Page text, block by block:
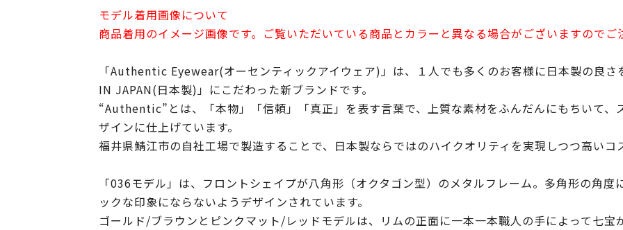
モデル着用画像について
商品着用のイメージ画像です。ご覧いただいている商品とカラーと異なる場合がございますのでご
「Authentic Eyewear(オーセンティックアイウェア)」は、１人でも多くのお客様に日本製の良さ
IN JAPAN(日本製)」にこだわった新ブランドです。
“Authentic”とは、「本物」「信頼」「真正」を表す言葉で、上質な素材をふんだんにもちいて、
ザインに仕上げています。
福井県鯖江市の自社工場で製造することで、日本製ならではのハイクオリティを実現しつつ高い
「036モデル」は、フロントシェイプが八角形（オクタゴン型）のメタルフレーム。多角形の角
ックな印象にならないようデザインされています。
ゴールド/ブラウンとピンクマット/レッドモデルは、リムの正面に一本一本職人の手によって七